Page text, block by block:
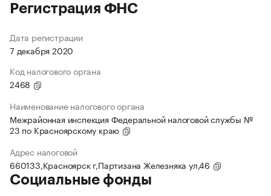
Регистрация ФНС
Дата регистрации
7 декабря 2020
Код налогового органа
2468
Наименование налогового органа
Межрайонная инспекция Федеральной налоговой службы №
23 по Красноярскому краю
Адрес налоговой
660133,Красноярск г,Партизана Железняка ул,46
Социальные фонды